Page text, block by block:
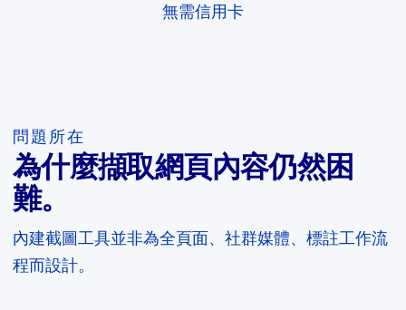
無需信用卡
問題所在
為什麼擷取網頁內容仍然困
難。
內建截圖工具並非為全頁面、社群媒體、標註工作流
程而設計。